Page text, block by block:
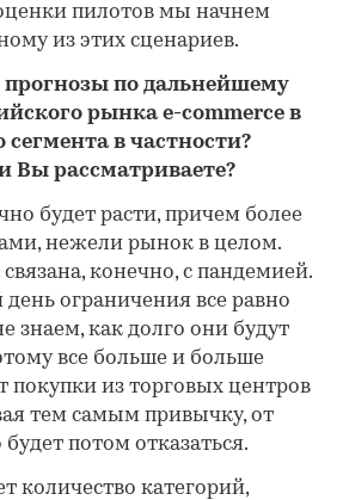
пилотов мы начнем
из этих сценариев.
по дальнейшему
рынка e-commerce в
в частности?
Вы рассматриваете?
будет расти, причем более
нежели рынок в целом.
конечно, с пандемией.
ограничения все равно
знаем, как долго они будут
все больше и больше
покупки из торговых центров
тем самым привычку, от
потом отказаться.
количество категорий,